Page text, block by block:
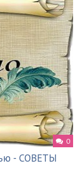
0
- СОВЕТЫ